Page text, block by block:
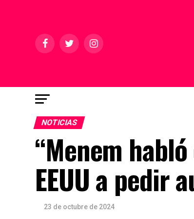
NOTICIAS
“Menem
EEUU a pedir
23 de octubre de 2024